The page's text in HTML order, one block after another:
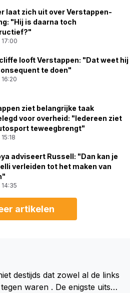
laat zich uit over Verstappen-
"Hij is daarna toch
looft Verstappen: "Dat weet hij
te doen"
ziet belangrijke taak
voor overheid: "Iedereen ziet
teweegbrengt"
adviseert Russell: "Dan kan je
verleiden tot het maken van
artikelen
destijds dat zowel al de links
waren . De enigste uitspr